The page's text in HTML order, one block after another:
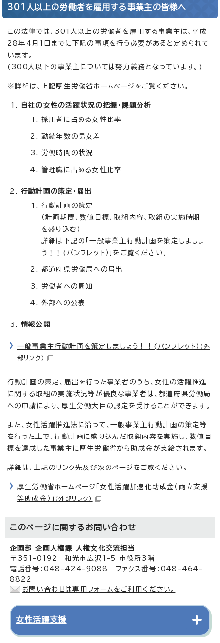
301人以上の労働者を雇用する事業主の皆様へ
この法律では、301人以上の労働者を雇用する事業主は、平成
28年4月1日までに下記の事項を行う必要があると定められて
います。
(300人以下の事業主については努力義務となっています。)
※詳細は、上記厚生労働省ホームページをご覧ください。
自社の女性の活躍状況の把握・課題分析
採用者に占める女性比率
勤続年数の男女差
労働時間の状況
管理職に占める女性比率
行動計画の策定・届出
行動計画の策定
（計画期間、数値目標、取組内容、取組の実施時期
を盛り込む）
詳細は下記の「一般事業主行動計画を策定しましょ
う！！(パンフレット）」をご覧ください。
都道府県労働局への届出
労働者への周知
外部への公表
情報公開
一般事業主行動計画を策定しましょう！！(パンフレット） （外
部リンク）
行動計画の策定、届出を行った事業者のうち、女性の活躍推進
に関する取組の実施状況等が優良な事業者は、都道府県労働局
への申請により、厚生労働大臣の認定を受けることができます。
また、女性活躍推進法に沿って、一般事業主行動計画の策定等
を行った上で、行動計画に盛り込んだ取組内容を実施し、数値目
標を達成した事業主に厚生労働省から助成金が支給されます。
詳細は、上記のリンク先及び次のページをご覧ください。
厚生労働省ホームページ「女性活躍加速化助成金（両立支援
等助成金）」 （外部リンク）
このページに関する お問い合わせ
企画部 企画人権課 人権文化交流担当
〒351-0192 和光市広沢1-5 市役所3階
電話番号：048-424-9088 ファクス番号：048-464-
8822
お問い合わせは専用フォームをご利用ください。
女性活躍支援